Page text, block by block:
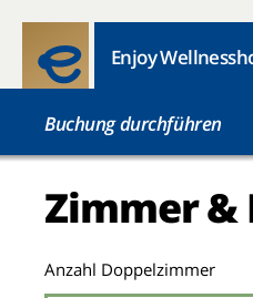
Enjoy
Buchung durchführen
Zimmer &
Anzahl Doppelzimmer